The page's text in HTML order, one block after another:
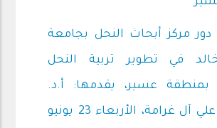
مركز أبحاث النحل بجامعة
في تطوير تربية النحل
بمنطقة عسير، يقدمها: أ.د.
حامد بن علي آل غرامة، الأربعاء 23 يونيو